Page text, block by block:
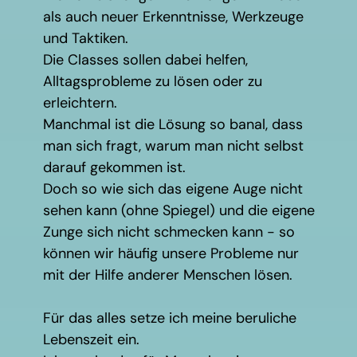
als auch neuer Erkenntnisse, Werkzeuge
und Taktiken.
Die Classes sollen dabei helfen,
Alltagsprobleme zu lösen oder zu
erleichtern.
Manchmal ist die Lösung so banal, dass
man sich fragt, warum man nicht selbst
darauf gekommen ist.
Doch so wie sich das eigene Auge nicht
sehen kann (ohne Spiegel) und die eigene
Zunge sich nicht schmecken kann - so
können wir häufig unsere Probleme nur
mit der Hilfe anderer Menschen lösen.
Für das alles setze ich meine beruliche
Lebenszeit ein.